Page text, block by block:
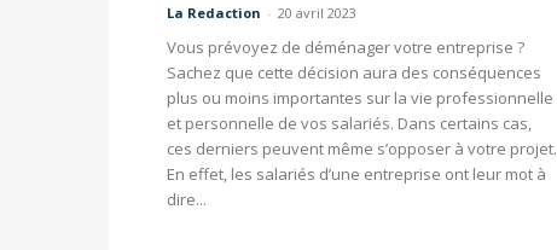
La Redaction - 20 avril 2023
Vous prévoyez de déménager votre entreprise ?
Sachez que cette décision aura des conséquences
plus ou moins importantes sur la vie professionnelle
et personnelle de vos salariés. Dans certains cas,
ces derniers peuvent même s’opposer à votre projet.
En effet, les salariés d’une entreprise ont leur mot à
dire...